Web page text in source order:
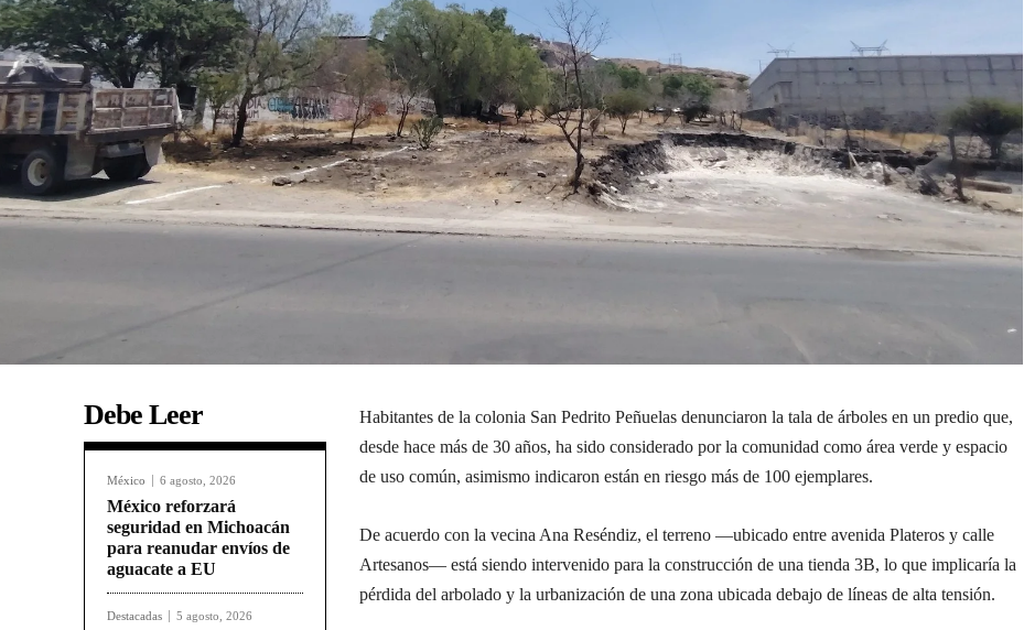
Debe Leer
México 6 agosto, 2026
México reforzará
seguridad en Michoacán
para reanudar envíos de
aguacate a EU
Destacadas 5 agosto, 2026
Habitantes de la colonia San Pedrito Peñuelas denunciaron la tala de árboles en un predio que,
desde hace más de 30 años, ha sido considerado por la comunidad como área verde y espacio
de uso común, asimismo indicaron están en riesgo más de 100 ejemplares.
De acuerdo con la vecina Ana Reséndiz, el terreno —ubicado entre avenida Plateros y calle
Artesanos— está siendo intervenido para la construcción de una tienda 3B, lo que implicaría la
pérdida del arbolado y la urbanización de una zona ubicada debajo de líneas de alta tensión.